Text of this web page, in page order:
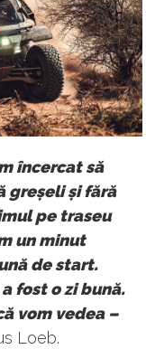
încercat să
greșeli și fără
pe traseu
un minut
de start.
fost o zi bună.
vom vedea –
Loeb.